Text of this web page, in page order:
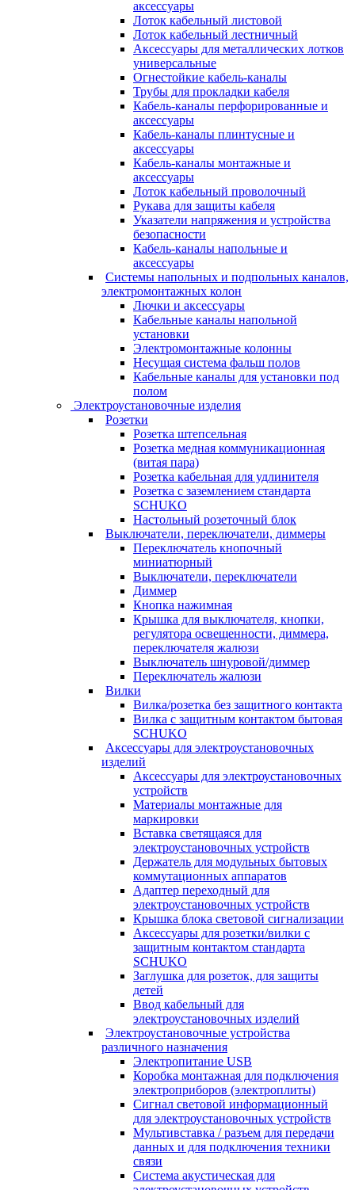
аксессуары
Лоток кабельный листовой
Лоток кабельный лестничный
Аксессуары для металлических лотков
универсальные
Огнестойкие кабель-каналы
Трубы для прокладки кабеля
Кабель-каналы перфорированные и
аксессуары
Кабель-каналы плинтусные и
аксессуары
Кабель-каналы монтажные и
аксессуары
Лоток кабельный проволочный
Рукава для защиты кабеля
Указатели напряжения и устройства
безопасности
Кабель-каналы напольные и
аксессуары
Системы напольных и подпольных каналов,
электромонтажных колон
Лючки и аксессуары
Кабельные каналы напольной
установки
Электромонтажные колонны
Несущая система фальш полов
Кабельные каналы для установки под
полом
Электроустановочные изделия
Розетки
Розетка штепсельная
Розетка медная коммуникационная
(витая пара)
Розетка кабельная для удлинителя
Розетка с заземлением стандарта
SCHUKO
Настольный розеточный блок
Выключатели, переключатели, диммеры
Переключатель кнопочный
миниатюрный
Выключатели, переключатели
Диммер
Кнопка нажимная
Крышка для выключателя, кнопки,
регулятора освещенности, диммера,
переключателя жалюзи
Выключатель шнуровой/диммер
Переключатель жалюзи
Вилки
Вилка/розетка без защитного контакта
Вилка с защитным контактом бытовая
SCHUKO
Аксессуары для электроустановочных
изделий
Аксессуары для электроустановочных
устройств
Материалы монтажные для
маркировки
Вставка светящаяся для
электроустановочных устройств
Держатель для модульных бытовых
коммутационных аппаратов
Адаптер переходный для
электроустановочных устройств
Крышка блока световой сигнализации
Аксессуары для розетки/вилки с
защитным контактом стандарта
SCHUKO
Заглушка для розеток, для защиты
детей
Ввод кабельный для
электроустановочных изделий
Электроустановочные устройства
различного назначения
Электропитание USB
Коробка монтажная для подключения
электроприборов (электроплиты)
Сигнал световой информационный
для электроустановочных устройств
Мультивставка / разъем для передачи
данных и для подключения техники
связи
Система акустическая для